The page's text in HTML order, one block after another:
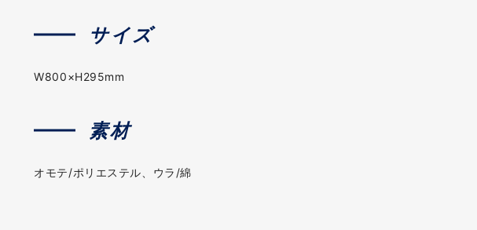
サイズ
W800×H295mm
素材
オモテ/ポリエステル、ウラ/綿